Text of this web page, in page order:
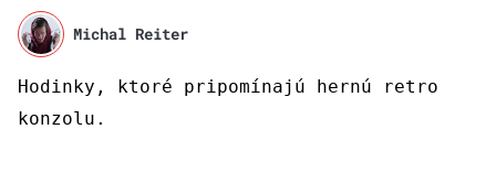
Michal Reiter
Hodinky, ktoré pripomínajú hernú retro
konzolu.